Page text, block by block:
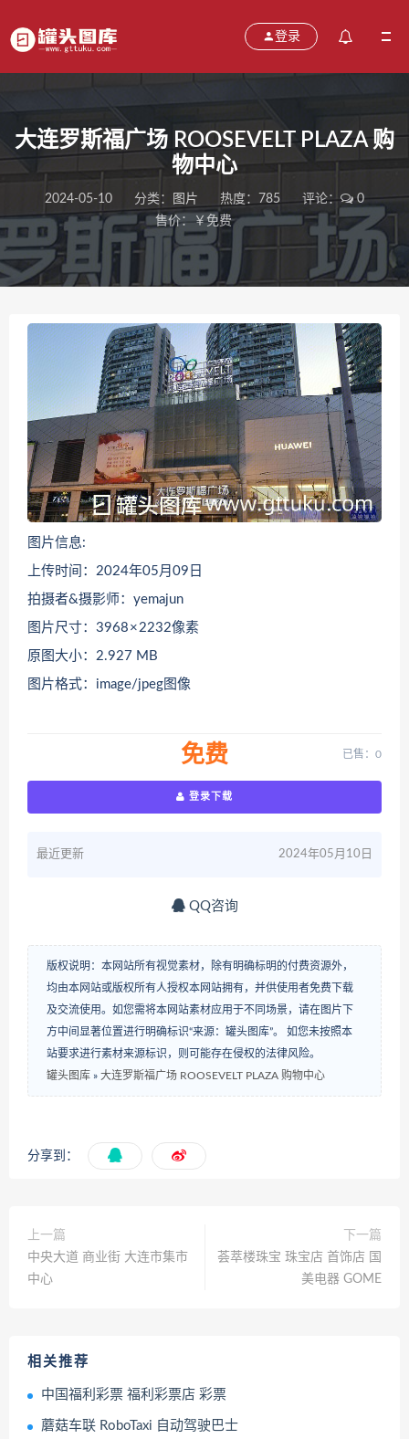
登录
大连罗斯福广场 ROOSEVELT PLAZA 购
物中心
2024-05-10 分类： 图片 热度：785 评论：
0
售价：￥免费
图片信息:
上传时间：2024年05月09日
拍摄者&摄影师：yemajun
图片尺寸：3968 × 2232像素
原图大小：2.927 MB
图片格式：image/jpeg图像
免费 已售：0
登录下载
最近更新 2024年05月10日
QQ咨询
版权说明：本网站所有视觉素材，除有明确标明的付费资源外，
均由本网站或版权所有人授权本网站拥有，并供使用者免费下载
及交流使用。如您需将本网站素材应用于不同场景，请在图片下
方中间显著位置进行明确标识“来源：罐头图库”。 如您未按照本
站要求进行素材来源标识，则可能存在侵权的法律风险。
罐头图库 » 大连罗斯福广场 ROOSEVELT PLAZA 购物中心
分享到：
上一篇
中央大道 商业街 大连市集市
中心
下一篇
荟萃楼珠宝 珠宝店 首饰店 国
美电器 GOME
相关推荐
中国福利彩票 福利彩票店 彩票
蘑菇车联 RoboTaxi 自动驾驶巴士